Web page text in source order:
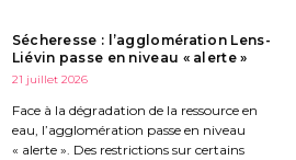
Sécheresse : l’agglomération Lens-
Liévin passe en niveau « alerte »
21 juillet 2026
Face à la dégradation de la ressource en
eau, l’agglomération passe en niveau
« alerte ». Des restrictions sur certains